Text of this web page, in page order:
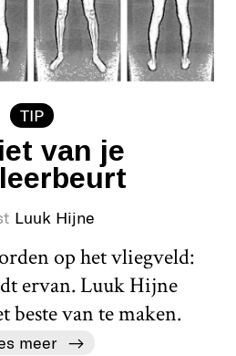
TIP
van je
Luuk Hijne
op het vliegveld:
ervan. Luuk Hijne
beste van te maken.
meer